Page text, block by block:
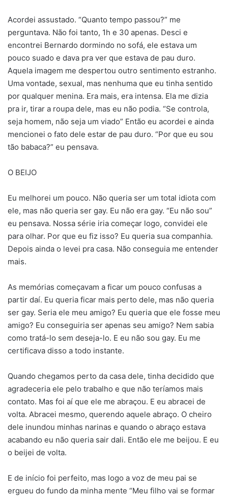
Acordei assustado. “Quanto tempo passou?” me
perguntava. Não foi tanto, 1h e 30 apenas. Desci e
encontrei Bernardo dormindo no sofá, ele estava um
pouco suado e dava pra ver que estava de pau duro.
Aquela imagem me despertou outro sentimento estranho.
Uma vontade, sexual, mas nenhuma que eu tinha sentido
por qualquer menina. Era mais, era intensa. Ela me dizia
pra ir, tirar a roupa dele, mas eu não podia. “Se controla,
seja homem, não seja um viado” Então eu acordei e ainda
mencionei o fato dele estar de pau duro. “Por que eu sou
tão babaca?” eu pensava.
O BEIJO
Eu melhorei um pouco. Não queria ser um total idiota com
ele, mas não queria ser gay. Eu não era gay. “Eu não sou”
eu pensava. Nossa série iria começar logo, convidei ele
para olhar. Por que eu fiz isso? Eu queria sua companhia.
Depois ainda o levei pra casa. Não conseguia me entender
mais.
As memórias começavam a ficar um pouco confusas a
partir daí. Eu queria ficar mais perto dele, mas não queria
ser gay. Seria ele meu amigo? Eu queria que ele fosse meu
amigo? Eu conseguiria ser apenas seu amigo? Nem sabia
como tratá-lo sem deseja-lo. E eu não sou gay. Eu me
certificava disso a todo instante.
Quando chegamos perto da casa dele, tinha decidido que
agradeceria ele pelo trabalho e que não teríamos mais
contato. Mas foi aí que ele me abraçou. E eu abracei de
volta. Abracei mesmo, querendo aquele abraço. O cheiro
dele inundou minhas narinas e quando o abraço estava
acabando eu não queria sair dali. Então ele me beijou. E eu
o beijei de volta.
E de início foi perfeito, mas logo a voz de meu pai se
ergueu do fundo da minha mente “Meu filho vai se formar